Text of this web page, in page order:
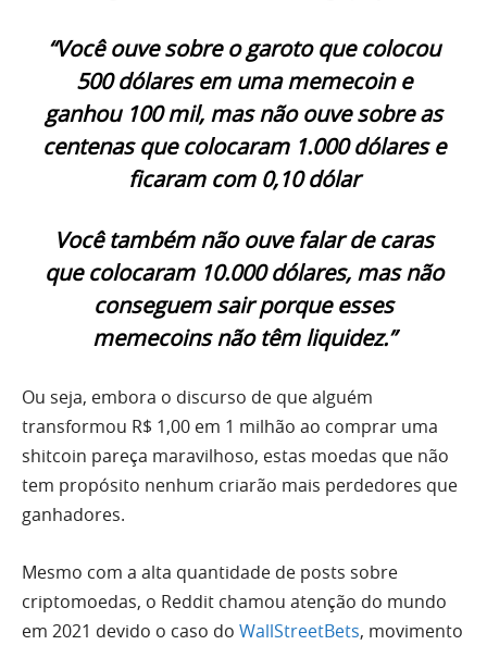
“Você ouve sobre o garoto que colocou
500 dólares em uma memecoin e
ganhou 100 mil, mas não ouve sobre as
centenas que colocaram 1.000 dólares e
ficaram com 0,10 dólar
Você também não ouve falar de caras
que colocaram 10.000 dólares, mas não
conseguem sair porque esses
memecoins não têm liquidez.”
Ou seja, embora o discurso de que alguém
transformou R$ 1,00 em 1 milhão ao comprar uma
shitcoin pareça maravilhoso, estas moedas que não
tem propósito nenhum criarão mais perdedores que
ganhadores.
Mesmo com a alta quantidade de posts sobre
criptomoedas, o Reddit chamou atenção do mundo
em 2021 devido o caso do WallStreetBets, movimento